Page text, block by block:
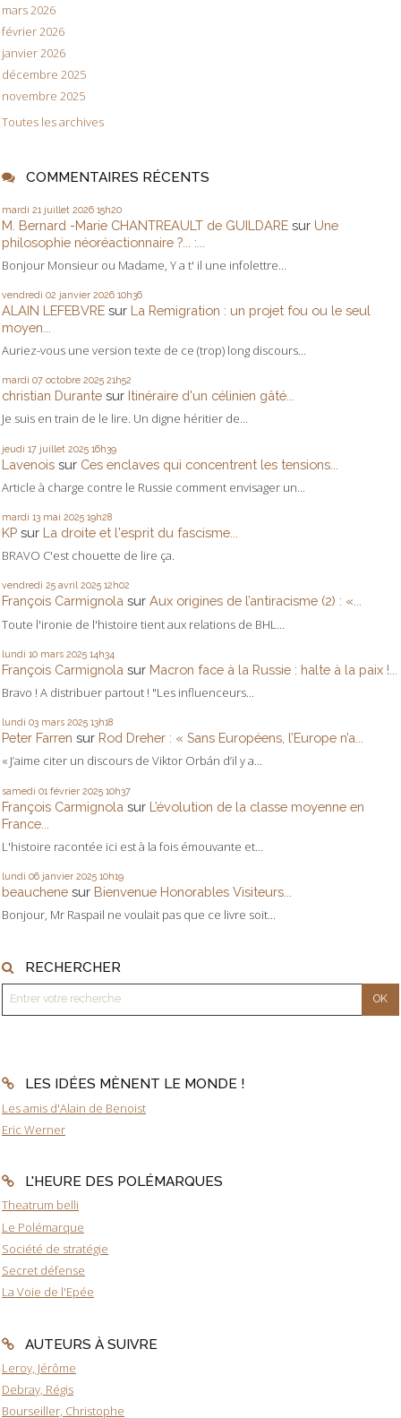
mars 2026
février 2026
janvier 2026
décembre 2025
novembre 2025
Toutes les archives
COMMENTAIRES RÉCENTS
mardi 21 juillet 2026 15h20
M. Bernard -Marie CHANTREAULT de GUILDARE sur Une
philosophie néoréactionnaire ?... :...
Bonjour Monsieur ou Madame, Y a t' il une infolettre...
vendredi 02 janvier 2026 10h36
ALAIN LEFEBVRE sur La Remigration : un projet fou ou le seul
moyen...
Auriez-vous une version texte de ce (trop) long discours...
mardi 07 octobre 2025 21h52
christian Durante sur Itinéraire d'un célinien gâté...
Je suis en train de le lire. Un digne héritier de...
jeudi 17 juillet 2025 16h39
Lavenois sur Ces enclaves qui concentrent les tensions...
Article à charge contre le Russie comment envisager un...
mardi 13 mai 2025 19h28
KP sur La droite et l'esprit du fascisme...
BRAVO C'est chouette de lire ça.
vendredi 25 avril 2025 12h02
François Carmignola sur Aux origines de l’antiracisme (2) : «...
Toute l'ironie de l'histoire tient aux relations de BHL...
lundi 10 mars 2025 14h34
François Carmignola sur Macron face à la Russie : halte à la paix !...
Bravo ! A distribuer partout ! "Les influenceurs...
lundi 03 mars 2025 13h18
Peter Farren sur Rod Dreher : « Sans Européens, l’Europe n’a...
« J’aime citer un discours de Viktor Orbán d’il y a...
samedi 01 février 2025 10h37
François Carmignola sur L’évolution de la classe moyenne en
France...
L'histoire racontée ici est à la fois émouvante et...
lundi 06 janvier 2025 10h19
beauchene sur Bienvenue Honorables Visiteurs...
Bonjour, Mr Raspail ne voulait pas que ce livre soit...
RECHERCHER
LES IDÉES MÈNENT LE MONDE !
Les amis d'Alain de Benoist
Eric Werner
L'HEURE DES POLÉMARQUES
Theatrum belli
Le Polémarque
Société de stratégie
Secret défense
La Voie de l'Epée
AUTEURS À SUIVRE
Leroy, Jérôme
Debray, Régis
Bourseiller, Christophe